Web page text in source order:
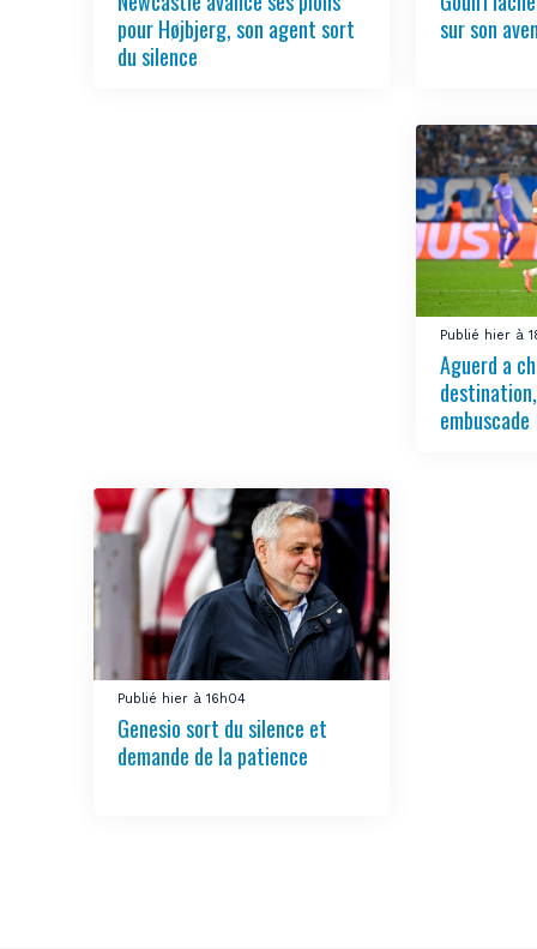
pour Højbjerg, son agent sort
du silence
sur son
Publié hier à
Aguerd a
embuscade
Publié hier à 16h04
Genesio sort du silence et
demande de la patience